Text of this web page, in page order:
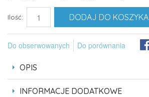
Ilość: DODAJ DO KOSZYKA
Do obserwowanych Do porównania
OPIS
INFORMACJE DODATKOWE